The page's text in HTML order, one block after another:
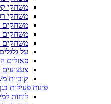
משחקי
משחקי
משחקים
משחקים
משחקים
על גלגלים
פאזלים
צעצועים
קוביות
פינות פעילות בגן
לוחות